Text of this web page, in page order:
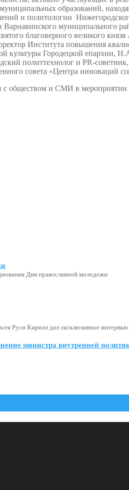
образований,
и политологии
муниципального
благоверного великого
Института повышения
культуры Городецкой епархии,
политтехнолог и PR-советник,
совета «Центра инноваций
с обществом и СМИ в
Дня православной молодежи
Руси Кирилл дал эксклюзивное интервью
министра внутренней